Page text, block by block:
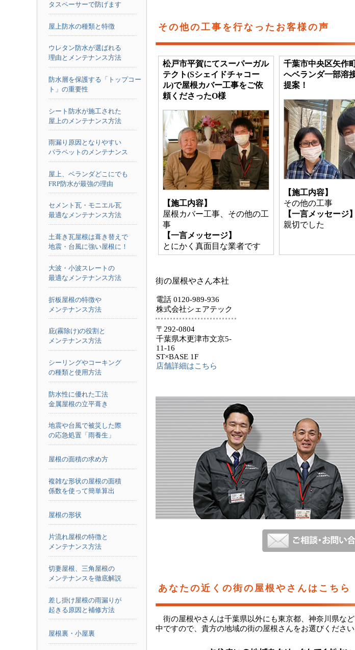
タスペーサーで防げます
屋上防水の種類と特徴
ウレタン防水が選ばれる
理由とメンテナンス方法
防水層を保護する「トップコー
ト」の重要性
シート防水が施工された
屋上のメンテナンス方法
雨漏り原因となりやすい
パラペットのメンテナンス
屋上、ベランダどこにでも
FRP防水が最強の理由
セメント瓦・モニエル瓦
最適なメンテナンス方法
土葺き瓦屋根は葺き替えで
地震・台風に強い屋根に！
大波・小波スレートの
最適なメンテナンス方法
折板屋根の特徴や
メンテナンス方法
庇(霧除け)の役割と
メンテナンス方法
シーリングやコーキング
の種類と使用方法
防水性に優れた工法
金属屋根の立平葺き
地震や台風で被災した際
の応急処置「雨養生」
屋根の面積の求め方
複雑な形状の屋根の面積
係数を使って簡単算出
屋根の形状
片流れ屋根の特徴と
メンテナンス方法
切妻屋根、三角屋根の
メンテナンスを徹底解説
差し掛け屋根の雨漏りが
起きる原因と補修方法
屋根裏・小屋裏
その他の工事を行なったお客様の声
松戸市平賀にてスーパーガル
テクト(Sシェイドチャコー
ル)で屋根カバー工事をご依
頼くださったO様
【施工内容】
屋根カバー工事、その他の工
事
【一言メッセージ】
とにかく真面目な業者です
千葉市中央区矢作
へベランダ一部溶
提案！
【施工内容】
その他の工事
【一言メッセージ】
親切でした
街の屋根やさん本社
電話 0120-989-936
株式会社シェアテック
〒292-0804
千葉県木更津市文京5-
11-16
ST×BASE 1F
店舗詳細はこちら
あなたの近くの街の屋根やさんはこちら
街の屋根やさんは千葉県以外にも東京都、神奈川県な
中ですので、貴方の地域の街の屋根さんをお選びください